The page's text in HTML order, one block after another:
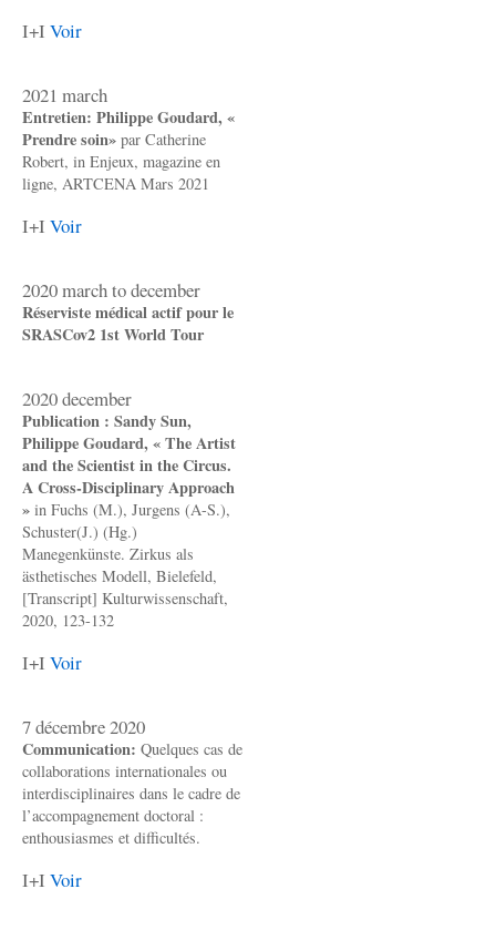
I+I Voir
2021 march
Entretien: Philippe Goudard, «
Prendre soin» par Catherine
Robert, in Enjeux, magazine en
ligne, ARTCENA Mars 2021
I+I Voir
2020 march to december
Réserviste médical actif pour le
SRASCov2 1st World Tour
2020 december
Publication : Sandy Sun,
Philippe Goudard, « The Artist
and the Scientist in the Circus.
A Cross-Disciplinary Approach
» in Fuchs (M.), Jurgens (A-S.),
Schuster(J.) (Hg.)
Manegenkünste. Zirkus als
ästhetisches Modell, Bielefeld,
[Transcript] Kulturwissenschaft,
2020, 123-132
I+I Voir
7 décembre 2020
Communication: Quelques cas de
collaborations internationales ou
interdisciplinaires dans le cadre de
l’accompagnement doctoral :
enthousiasmes et difficultés.
I+I Voir